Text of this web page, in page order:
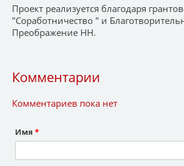
Проект реализуется благодаря
"Соработничество " и
Преображение НН.
Комментарии
Комментариев пока нет
Имя *